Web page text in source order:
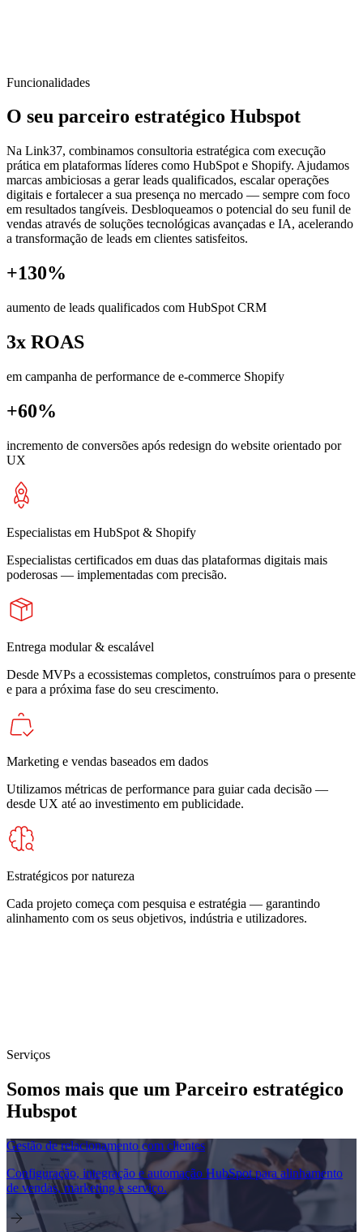
Funcionalidades
O seu parceiro estratégico Hubspot
Na Link37, combinamos consultoria estratégica com execução
prática em plataformas líderes como HubSpot e Shopify. Ajudamos
marcas ambiciosas a gerar leads qualificados, escalar operações
digitais e fortalecer a sua presença no mercado — sempre com foco
em resultados tangíveis. Desbloqueamos o potencial do seu funil de
vendas através de soluções tecnológicas avançadas e IA, acelerando
a transformação de leads em clientes satisfeitos.
+130%
aumento de leads qualificados com HubSpot CRM
3x ROAS
em campanha de performance de e-commerce Shopify
+60%
incremento de conversões após redesign do website orientado por
UX
Especialistas em HubSpot & Shopify
Especialistas certificados em duas das plataformas digitais mais
poderosas — implementadas com precisão.
Entrega modular & escalável
Desde MVPs a ecossistemas completos, construímos para o presente
e para a próxima fase do seu crescimento.
Marketing e vendas baseados em dados
Utilizamos métricas de performance para guiar cada decisão —
desde UX até ao investimento em publicidade.
Estratégicos por natureza
Cada projeto começa com pesquisa e estratégia — garantindo
alinhamento com os seus objetivos, indústria e utilizadores.
Serviços
Somos mais que um Parceiro estratégico
Hubspot
Gestão de relacionamento com clientes
Configuração, integração e automação HubSpot para alinhamento
de vendas, marketing e serviço.